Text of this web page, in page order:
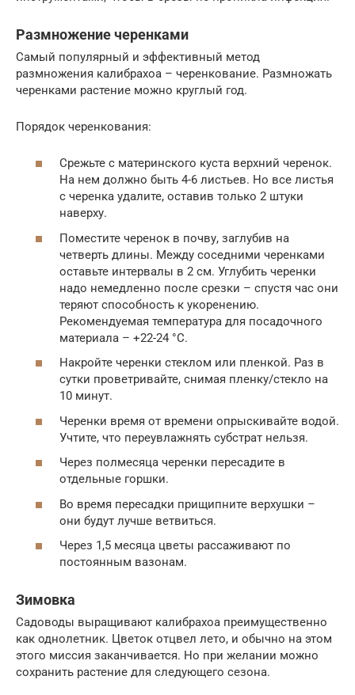
Размножение черенками
Самый популярный и эффективный метод
размножения калибрахоа – черенкование. Размножать
черенками растение можно круглый год.
Порядок черенкования:
Срежьте с материнского куста верхний черенок.
На нем должно быть 4-6 листьев. Но все листья
с черенка удалите, оставив только 2 штуки
наверху.
Поместите черенок в почву, заглубив на
четверть длины. Между соседними черенками
оставьте интервалы в 2 см. Углубить черенки
надо немедленно после срезки – спустя час они
теряют способность к укоренению.
Рекомендуемая температура для посадочного
материала – +22-24 °C.
Накройте черенки стеклом или пленкой. Раз в
сутки проветривайте, снимая пленку/стекло на
10 минут.
Черенки время от времени опрыскивайте водой.
Учтите, что переувлажнять субстрат нельзя.
Через полмесяца черенки пересадите в
отдельные горшки.
Во время пересадки прищипните верхушки –
они будут лучше ветвиться.
Через 1,5 месяца цветы рассаживают по
постоянным вазонам.
Зимовка
Садоводы выращивают калибрахоа преимущественно
как однолетник. Цветок отцвел лето, и обычно на этом
этого миссия заканчивается. Но при желании можно
сохранить растение для следующего сезона.